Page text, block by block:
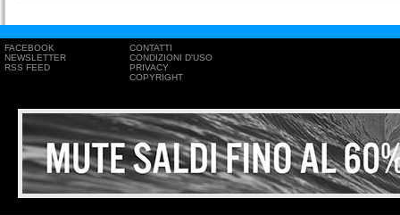
FACEBOOK
NEWSLETTER
RSS FEED
CONTATTI
CONDIZIONI D'USO
PRIVACY
COPYRIGHT